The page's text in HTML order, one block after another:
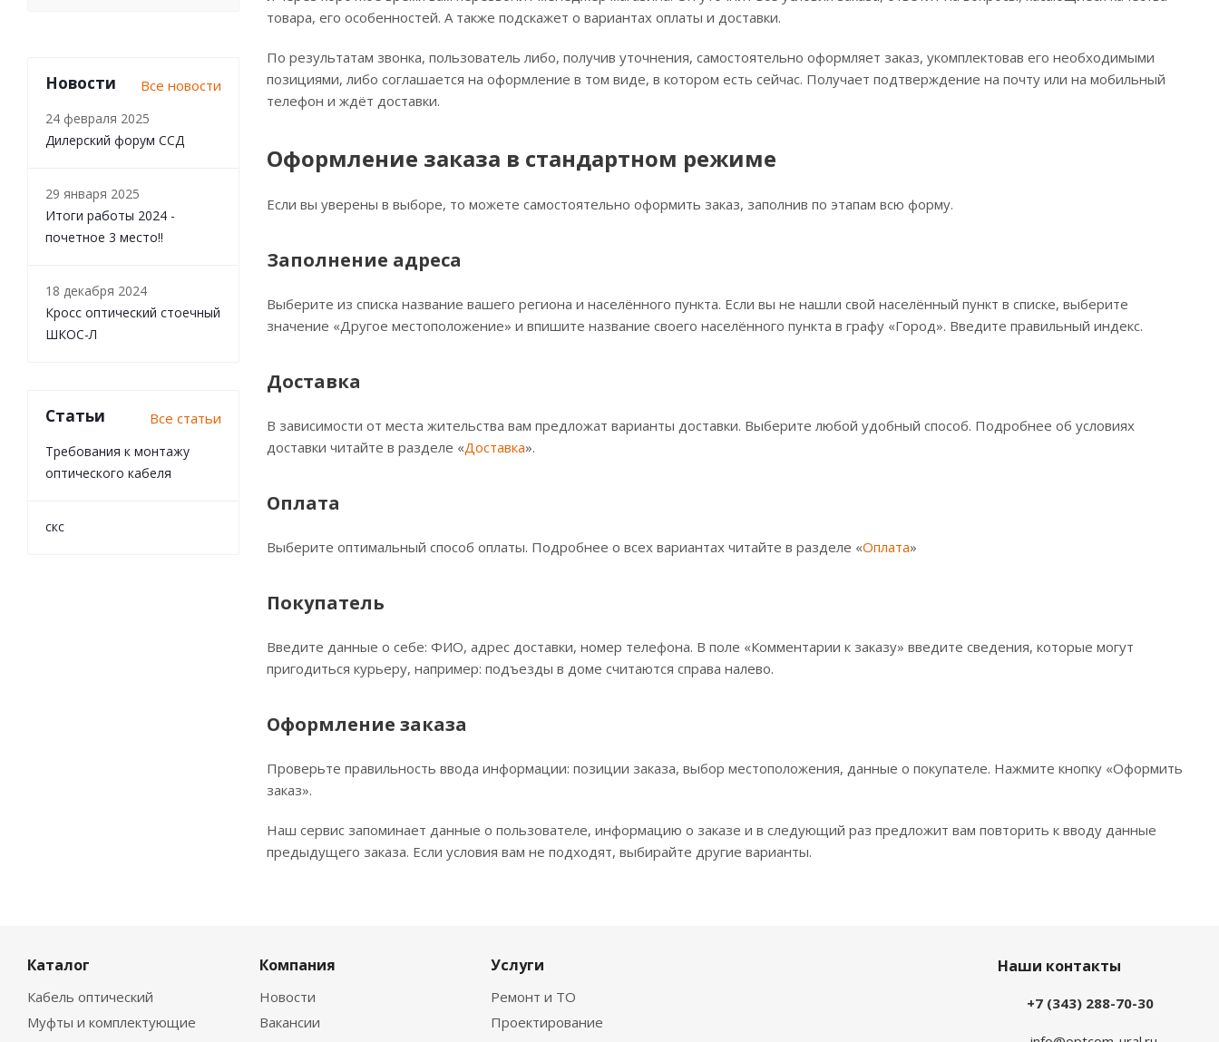
товара, его особенностей. А также подскажет о вариантах оплаты и доставки.
По результатам звонка, пользователь либо, получив уточнения, самостоятельно оформляет заказ, укомплектовав его необходимыми
позициями, либо соглашается на оформление в том виде, в котором есть сейчас. Получает подтверждение на почту или на мобильный
телефон и ждёт доставки.
Оформление заказа в стандартном режиме
Если вы уверены в выборе, то можете самостоятельно оформить заказ, заполнив по этапам всю форму.
Заполнение адреса
Выберите из списка название вашего региона и населённого пункта. Если вы не нашли свой населённый пункт в списке, выберите
значение «Другое местоположение» и впишите название своего населённого пункта в графу «Город». Введите правильный индекс.
Доставка
В зависимости от места жительства вам предложат варианты доставки. Выберите любой удобный способ. Подробнее об условиях
доставки читайте в разделе «Доставка».
Оплата
Выберите оптимальный способ оплаты. Подробнее о всех вариантах читайте в разделе «Оплата»
Покупатель
Введите данные о себе: ФИО, адрес доставки, номер телефона. В поле «Комментарии к заказу» введите сведения, которые могут
пригодиться курьеру, например: подъезды в доме считаются справа налево.
Оформление заказа
Проверьте правильность ввода информации: позиции заказа, выбор местоположения, данные о покупателе. Нажмите кнопку «Оформить
заказ».
Наш сервис запоминает данные о пользователе, информацию о заказе и в следующий раз предложит вам повторить к вводу данные
предыдущего заказа. Если условия вам не подходят, выбирайте другие варианты.
Новости Все новости
24 февраля 2025
Дилерский форум ССД
29 января 2025
Итоги работы 2024 -
почетное 3 место!!
18 декабря 2024
Кросс оптический стоечный
ШКОС-Л
Статьи Все статьи
Требования к монтажу
оптического кабеля
скс
Каталог
Кабель оптический
Муфты и комплектующие
Компания
Новости
Вакансии
Услуги
Ремонт и ТО
Проектирование
Наши контакты
+7 (343) 288-70-30